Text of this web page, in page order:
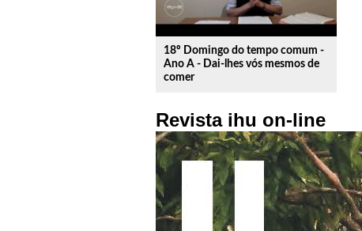
18º Domingo do tempo comum -
Ano A - Dai-lhes vós mesmos de
comer
Revista ihu on-line